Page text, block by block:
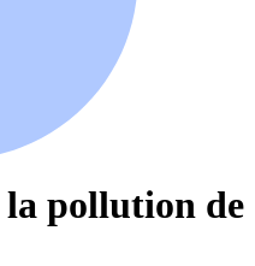
la pollution de